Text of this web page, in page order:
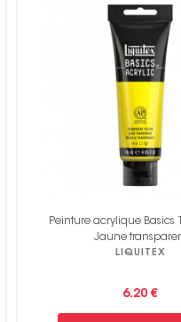
Peinture acrylique Basics
turquoise
LIQUITEX
6.20 €